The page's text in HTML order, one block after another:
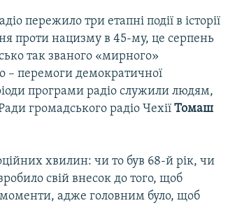
пережило три етапні події в історії
проти нацизму в 45-му, це серпень
так званого «мирного»
– перемоги демократичної
програми радіо служили людям,
громадського радіо ЧехіїТомаш
хвилин: чи то був 68-й рік, чи
свій внесок до того, щоб
моменти, адже головним було, щоб